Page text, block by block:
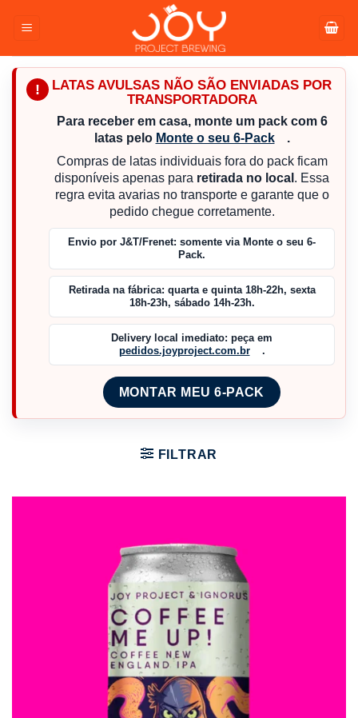
para
conteúdo
!
LATAS AVULSAS NÃO SÃO ENVIADAS POR
TRANSPORTADORA
Para receber em casa, monte um pack com 6
latas pelo Monte o seu 6-Pack
.
Compras de latas individuais fora do pack ficam
disponíveis apenas para retirada no local . Essa
regra evita avarias no transporte e garante que o
pedido chegue corretamente.
Envio por J&T/Frenet: somente via Monte o seu 6-
Pack.
Retirada na fábrica: quarta e quinta 18h-22h, sexta
18h-23h, sábado 14h-23h.
Delivery local imediato: peça em
pedidos.joyproject.com.br
.
MONTAR MEU 6-PACK
FILTRAR